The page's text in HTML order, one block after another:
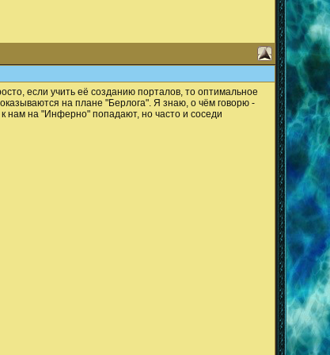
если учить её созданию порталов, то оптимальное
на плане "Берлога". Я знаю, о чём говорю -
нам на "Инферно" попадают, но часто и соседи